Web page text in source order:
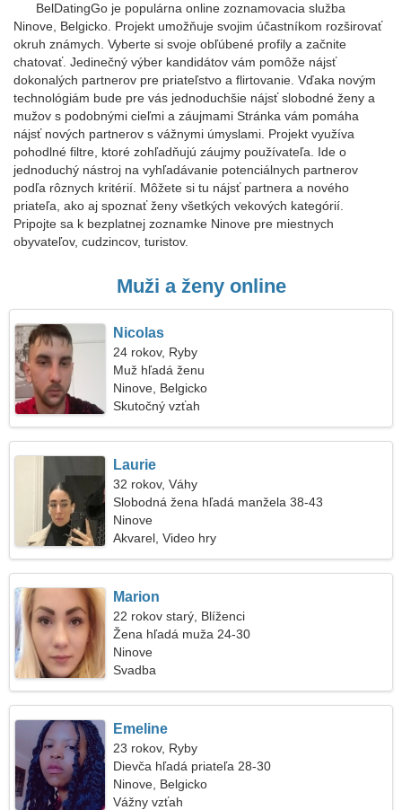
BelDatingGo je populárna online zoznamovacia služba
Ninove, Belgicko. Projekt umožňuje svojim účastníkom rozširovať
okruh známych. Vyberte si svoje obľúbené profily a začnite
chatovať. Jedinečný výber kandidátov vám pomôže nájsť
dokonalých partnerov pre priateľstvo a flirtovanie. Vďaka novým
technológiám bude pre vás jednoduchšie nájsť slobodné ženy a
mužov s podobnými cieľmi a záujmami Stránka vám pomáha
nájsť nových partnerov s vážnymi úmyslami. Projekt využíva
pohodlné filtre, ktoré zohľadňujú záujmy používateľa. Ide o
jednoduchý nástroj na vyhľadávanie potenciálnych partnerov
podľa rôznych kritérií. Môžete si tu nájsť partnera a nového
priateľa, ako aj spoznať ženy všetkých vekových kategórií.
Pripojte sa k bezplatnej zoznamke Ninove pre miestnych
obyvateľov, cudzincov, turistov.
Muži a ženy online
Nicolas
24 rokov, Ryby
Muž hľadá ženu
Ninove, Belgicko
Skutočný vzťah
Laurie
32 rokov, Váhy
Slobodná žena hľadá manžela 38-43
Ninove
Akvarel, Video hry
Marion
22 rokov starý, Blíženci
Žena hľadá muža 24-30
Ninove
Svadba
Emeline
23 rokov, Ryby
Dievča hľadá priateľa 28-30
Ninove, Belgicko
Vážny vzťah